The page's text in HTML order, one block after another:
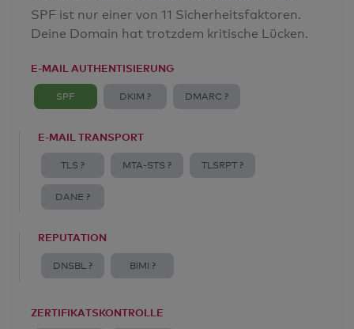
SPF ist nur einer von 11 Sicherheitsfaktoren.
Deine Domain hat trotzdem kritische Lücken.
E-MAIL AUTHENTISIERUNG
SPF DKIM ? DMARC ?
E-MAIL TRANSPORT
TLS ? MTA-STS ? TLSRPT ?
DANE ?
REPUTATION
DNSBL ? BIMI ?
ZERTIFIKATSKONTROLLE